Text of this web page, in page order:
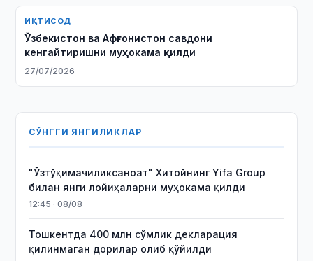
ИҚТИСОД
Ўзбекистон ва Афғонистон савдони
кенгайтиришни муҳокама қилди
27/07/2026
СЎНГГИ ЯНГИЛИКЛАР
"Ўзтўқимачиликсаноат" Хитойнинг Yifa Group
билан янги лойиҳаларни муҳокама қилди
12:45 · 08/08
Тошкентда 400 млн сўмлик декларация
қилинмаган дорилар олиб қўйилди